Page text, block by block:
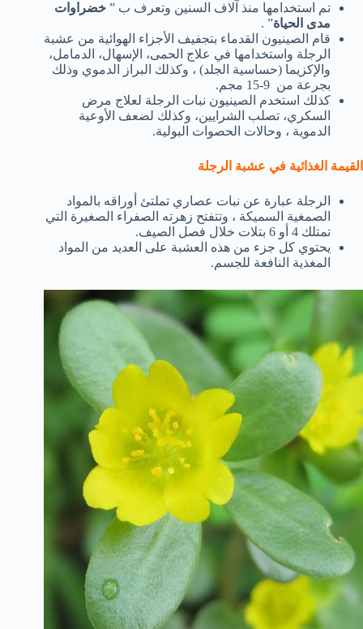
تم استخدامها منذ آلاف السنين وتعرف ب ” خضراوات
مدى الحياة” .
قام الصينيون القدماء بتجفيف الأجزاء الهوائية من عشبة
الرجلة واستخدامها في علاج الحمى، الإسهال، الدمامل،
والإكزيما (حساسية الجلد) ، وكذلك البراز الدموي وذلك
بجرعة من 9-15 مجم.
كذلك استخدم الصينيون نبات الرجلة لعلاج مرض
السكري، تصلب الشرايين، وكذلك لضعف الأوعية
الدموية ، وحالات الحصوات البولية.
القيمة الغذائية في عشبة الرجلة
الرجلة عبارة عن نبات عصاري تملتئ أوراقه بالمواد
الصمغية السميكة ، وتتفتح زهرته الصفراء الصغيرة التي
تمتلك 4 أو 6 بتلات خلال فصل الصيف.
يحتوي كل جزء من هذه العشبة على العديد من المواد
المغذية النافعة للجسم.